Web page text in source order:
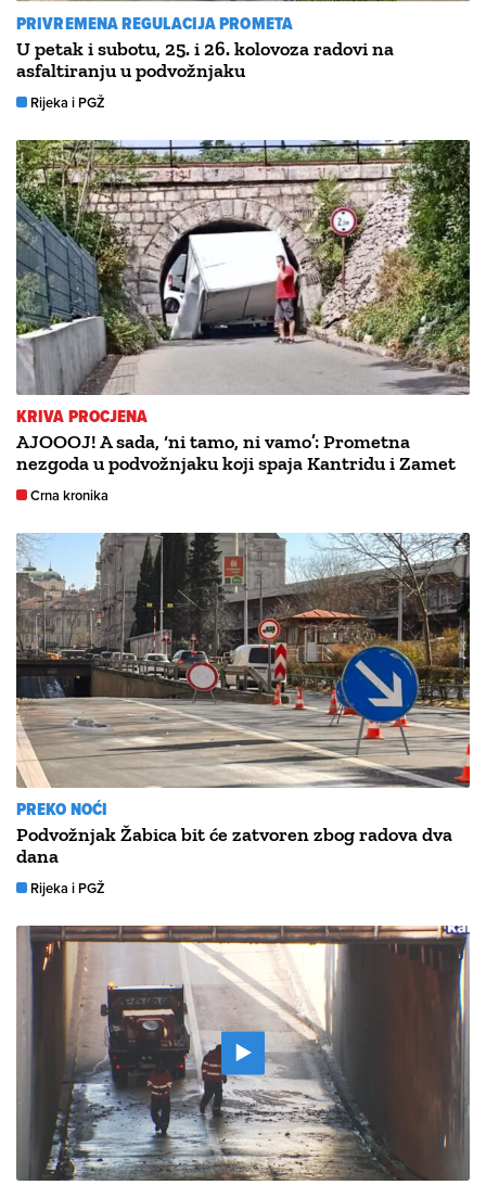
PRIVREMENA REGULACIJA PROMETA
U petak i subotu, 25. i 26. kolovoza radovi na
asfaltiranju u podvožnjaku
Rijeka i PGŽ
KRIVA PROCJENA
AJOOOJ! A sada, ‘ni tamo, ni vamo’: Prometna
nezgoda u podvožnjaku koji spaja Kantridu i Zamet
Crna kronika
PREKO NOĆI
Podvožnjak Žabica bit će zatvoren zbog radova dva
dana
Rijeka i PGŽ